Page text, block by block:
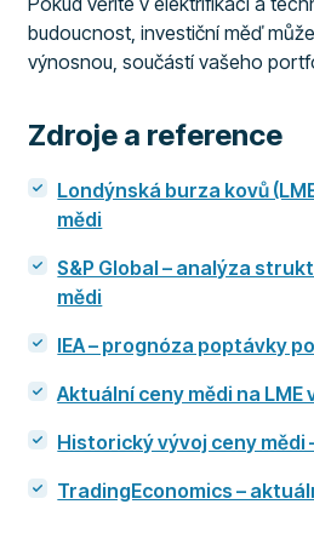
budoucnost, investiční měď
výnosnou, součástí vašeho
Zdroje a reference
Londýnská burza kovů
mědi
S&P Global – analýza
mědi
IEA – prognóza poptávky
Aktuální ceny mědi na LME
Historický vývoj ceny mědi
TradingEconomics –